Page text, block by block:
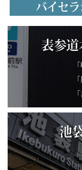
バイセ
表参
池